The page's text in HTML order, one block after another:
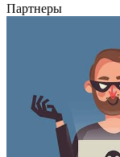
Партнеры